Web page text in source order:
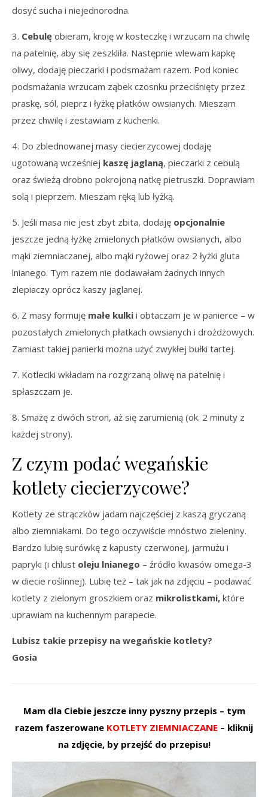
dosyć sucha i niejednorodna.
3. Cebulę obieram, kroję w kosteczkę i wrzucam na chwilę
na patelnię, aby się zeszkliła. Następnie wlewam kapkę
oliwy, dodaję pieczarki i podsmażam razem. Pod koniec
podsmażania wrzucam ząbek czosnku przeciśnięty przez
praskę, sól, pieprz i łyżkę płatków owsianych. Mieszam
przez chwilę i zestawiam z kuchenki.
4. Do zblednowanej masy ciecierzycowej dodaję
ugotowaną wcześniej kaszę jaglaną, pieczarki z cebulą
oraz świeżą drobno pokrojoną natkę pietruszki. Doprawiam
solą i pieprzem. Mieszam ręką lub łyżką.
5. Jeśli masa nie jest zbyt zbita, dodaję opcjonalnie
jeszcze jedną łyżkę zmielonych płatków owsianych, albo
mąki ziemniaczanej, albo mąki ryżowej oraz 2 łyżki gluta
lnianego. Tym razem nie dodawałam żadnych innych
zlepiaczy oprócz kaszy jaglanej.
6. Z masy formuję małe kulki i obtaczam je w panierce – w
pozostałych zmielonych płatkach owsianych i drożdżowych.
Zamiast takiej panierki można użyć zwykłej bułki tartej.
7. Kotleciki wkładam na rozgrzaną oliwę na patelnię i
spłaszczam je.
8. Smażę z dwóch stron, aż się zarumienią (ok. 2 minuty z
każdej strony).
Z czym podać wegańskie
kotlety ciecierzycowe?
Kotlety ze strączków jadam najczęściej z kaszą gryczaną
albo ziemniakami. Do tego oczywiście mnóstwo zieleniny.
Bardzo lubię surówkę z kapusty czerwonej, jarmużu i
papryki (i chlust oleju lnianego – źródło kwasów omega-3
w diecie roślinnej). Lubię też – tak jak na zdjęciu – podawać
kotlety z zielonym groszkiem oraz mikrolistkami, które
uprawiam na kuchennym parapecie.
Lubisz takie przepisy na wegańskie kotlety?
Gosia
Mam dla Ciebie jeszcze inny pyszny przepis – tym
razem faszerowane KOTLETY ZIEMNIACZANE – kliknij
na zdjęcie, by przejść do przepisu!